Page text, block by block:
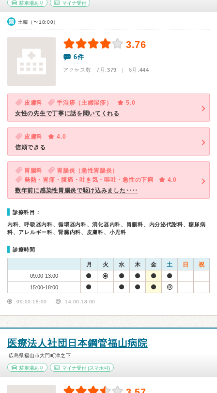
駐車場あり マイナ受付
土曜（〜18:00）
3.76
6件
アクセス数 7月:379 | 6月:444
皮膚科 手湿疹（主婦湿疹）
5.0
女性の先生で丁寧に話を聞いてくれる
皮膚科
4.0
信頼できる
胃腸科
胃腸炎（急性胃腸炎）
発熱・胃痛・腹痛・吐き気・嘔吐・急性の下痢
4.0
数年前に感染性胃腸炎で駆け込みました‥‥
診療科目：
内科、呼吸器内科、循環器内科、消化器内科、胃腸科、内分泌代謝科、糖尿病
科、アレルギー科、腎臓内科、皮膚科、小児科
診療時間
月 火 水 木 金 土 日 祝
09:00-13:00
15:00-18:00
09:00-18:00 14:00-18:00
医療法人社団日本鋼管福山病院
広島県福山市大門町津之下
駐車場あり マイナ受付(スマホ可)